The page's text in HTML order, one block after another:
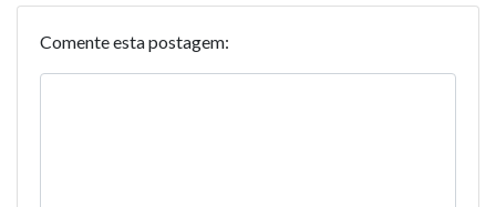
Comente esta postagem: